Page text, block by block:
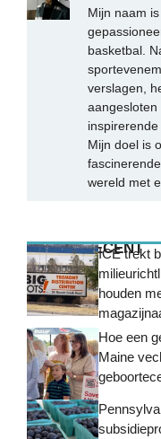
Mijn naam
basketbal.
verslagen,
aangesloten
Mijn doel is
wereld met
MEEST RECENT
ICE trekt
houden
Hoe een
Maine